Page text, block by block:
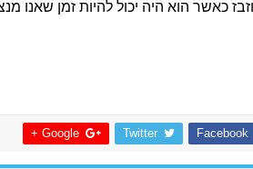
Facebook
Twitter
Google +